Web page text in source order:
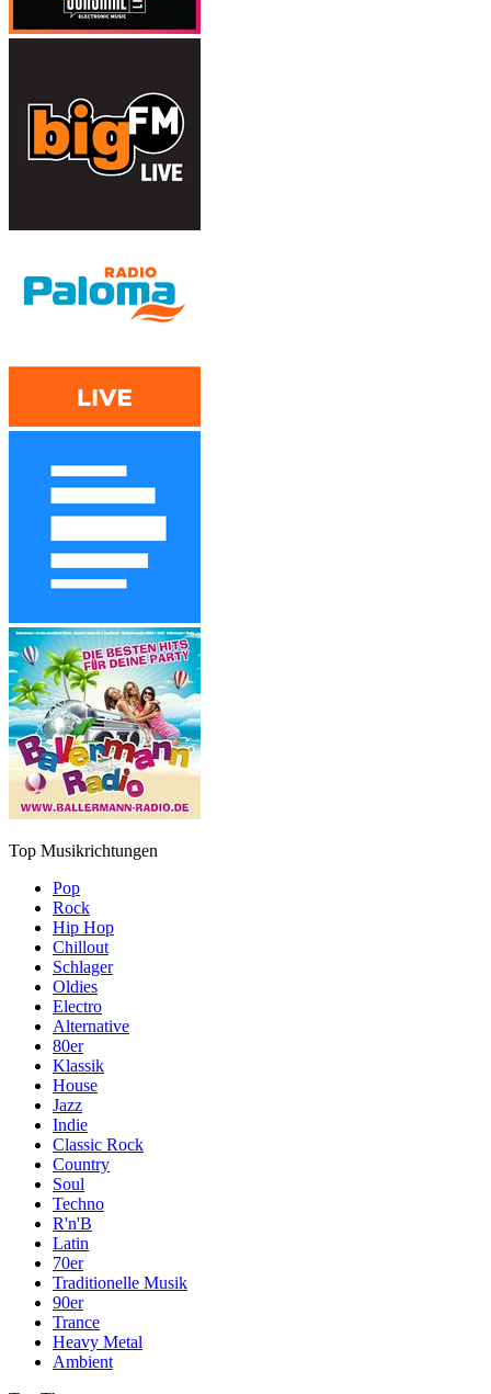
Top Musikrichtungen
Pop
Rock
Hip Hop
Chillout
Schlager
Oldies
Electro
Alternative
80er
Klassik
House
Jazz
Indie
Classic Rock
Country
Soul
Techno
R'n'B
Latin
70er
Traditionelle Musik
90er
Trance
Heavy Metal
Ambient